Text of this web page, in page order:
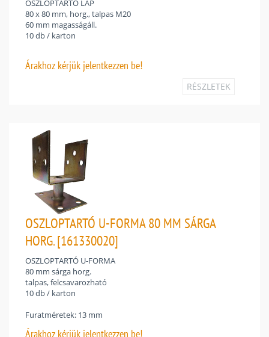
OSZLOPTARTÓ LAP
80 x 80 mm, horg., talpas M20
60 mm magasságáll.
10 db / karton
Árakhoz kérjük jelentkezzen be!
RÉSZLETEK
OSZLOPTARTÓ U-FORMA 80 MM SÁRGA
HORG. [161330020]
OSZLOPTARTÓ U-FORMA
80 mm sárga horg.
talpas, felcsavarozható
10 db / karton
Furatméretek: 13 mm
Árakhoz kérjük jelentkezzen be!